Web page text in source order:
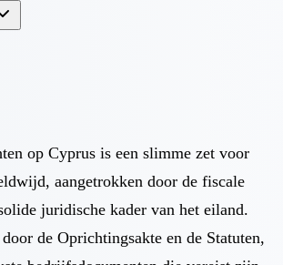
op Cyprus is een slimme zet voor
aangetrokken door de fiscale
juridische kader van het eiland.
de Oprichtingsakte en de Statuten,